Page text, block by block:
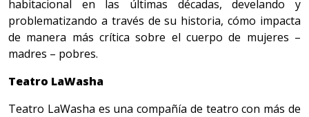
habitacional en las últimas décadas, develando y
problematizando a través de su historia, cómo impacta
de manera más crítica sobre el cuerpo de mujeres –
madres – pobres.
Teatro LaWasha
Teatro LaWasha es una compañía de teatro con más de